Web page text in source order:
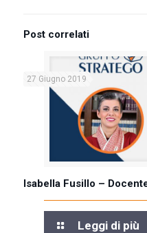
Post correlati
27 Giugno 2019
Isabella Fusillo –
Leggi di più